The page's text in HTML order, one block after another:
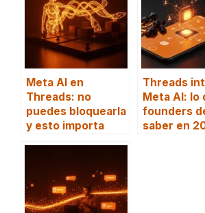
Meta AI en
Threads: no
puedes bloquearla
y esto importa
Threads
Meta AI: lo
founders
saber en